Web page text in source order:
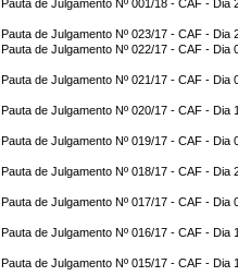
Pauta de Julgamento Nº 001/18 - CAF - Dia
Pauta de Julgamento Nº 023/17 - CAF - Dia
Pauta de Julgamento Nº 022/17 - CAF - Dia
Pauta de Julgamento Nº 021/17 - CAF - Dia
Pauta de Julgamento Nº 020/17 - CAF - Dia
Pauta de Julgamento Nº 019/17 - CAF - Dia
Pauta de Julgamento Nº 018/17 - CAF - Dia
Pauta de Julgamento Nº 017/17 - CAF - Dia
Pauta de Julgamento Nº 016/17 - CAF - Dia
Pauta de Julgamento Nº 015/17 - CAF - Dia